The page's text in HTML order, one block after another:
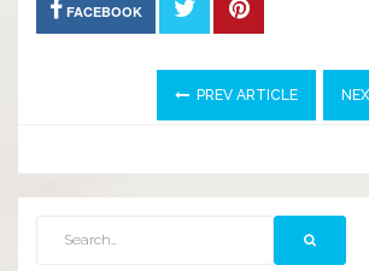
FACEBOOK
PREV ARTICLE